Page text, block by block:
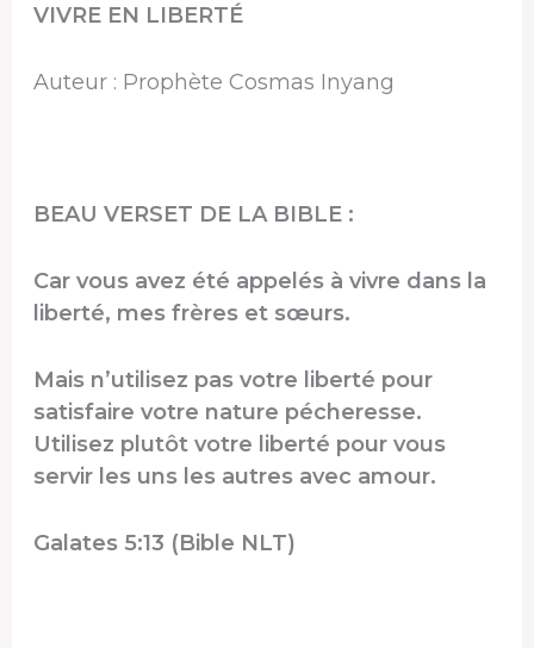
VIVRE EN LIBERTÉ
Auteur : Prophète Cosmas Inyang
BEAU VERSET DE LA BIBLE :
Car vous avez été appelés à vivre dans la
liberté, mes frères et sœurs.
Mais n’utilisez pas votre liberté pour
satisfaire votre nature pécheresse.
Utilisez plutôt votre liberté pour vous
servir les uns les autres avec amour.
Galates 5:13 (Bible NLT)